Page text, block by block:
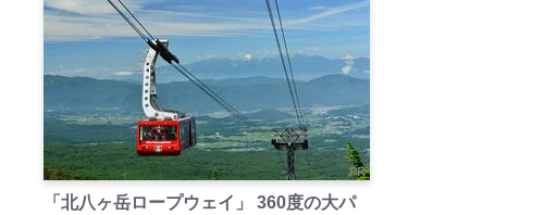
PR
「北八ヶ岳ロープウェイ」 360度の大パ